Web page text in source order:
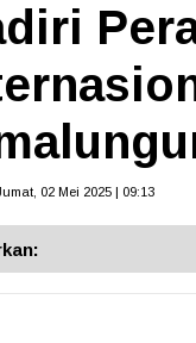
02 Mei 2025 | 09:13